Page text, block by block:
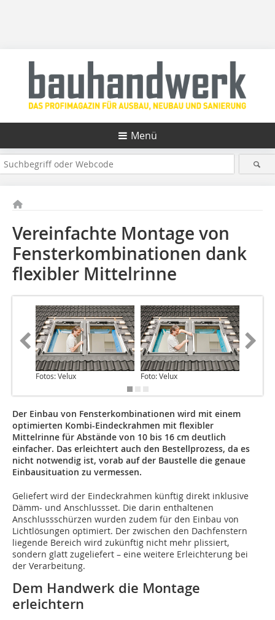
Menü
Vereinfachte Montage von
Fensterkombinationen dank
flexibler Mittelrinne
Fotos: Velux Foto: Velux
Der Einbau von Fensterkombinationen wird mit einem
optimierten Kombi-Eindeckrahmen mit flexibler
Mittelrinne für Abstände von 10 bis 16 cm deutlich
einfacher. Das erleichtert auch den Bestellprozess, da es
nicht notwendig ist, vorab auf der Baustelle die genaue
Einbausituation zu vermessen.
Geliefert wird der Eindeckrahmen künftig direkt ­inklusive
Dämm- und Anschlussset. Die darin ent­haltenen
Anschlussschürzen wurden zudem für den Einbau von
Lichtlösungen optimiert. Der zwischen den Dachfenstern
liegende Bereich wird zukünftig nicht mehr plissiert,
sondern glatt zugeliefert – eine ­weitere Erleichterung bei
der Verarbeitung.
Dem Handwerk die Montage
erleichtern